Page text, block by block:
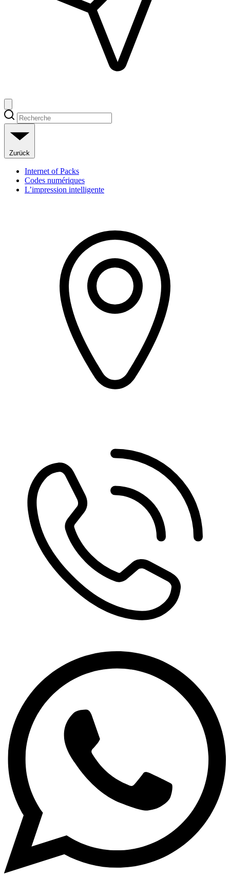
Zurück
Internet of Packs
Codes numériques
L’impression intelligente